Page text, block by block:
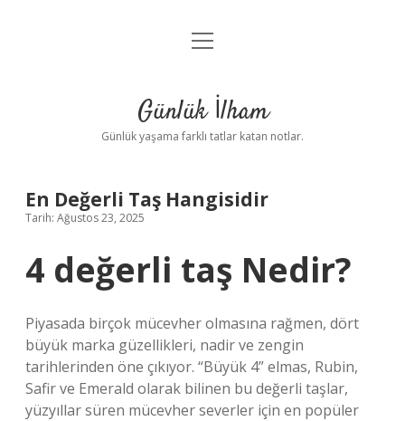
Anasayfa
Yasal Uyarı
menüyü
Günlük İlham
Günlük yaşama farklı tatlar katan notlar.
En Değerli Taş Hangisidir
Tarih: Ağustos 23, 2025
4 değerli taş Nedir?
Piyasada birçok mücevher olmasına rağmen, dört
büyük marka güzellikleri, nadir ve zengin
tarihlerinden öne çıkıyor. “Büyük 4” elmas, Rubin,
Safir ve Emerald olarak bilinen bu değerli taşlar,
yüzyıllar süren mücevher severler için en popüler